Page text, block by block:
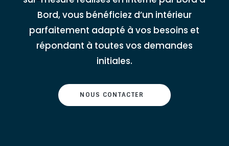
Bord, vous bénéficiez d’un intérieur
parfaitement adapté à vos besoins et
répondant à toutes vos demandes
initiales.
NOUS CONTACTER